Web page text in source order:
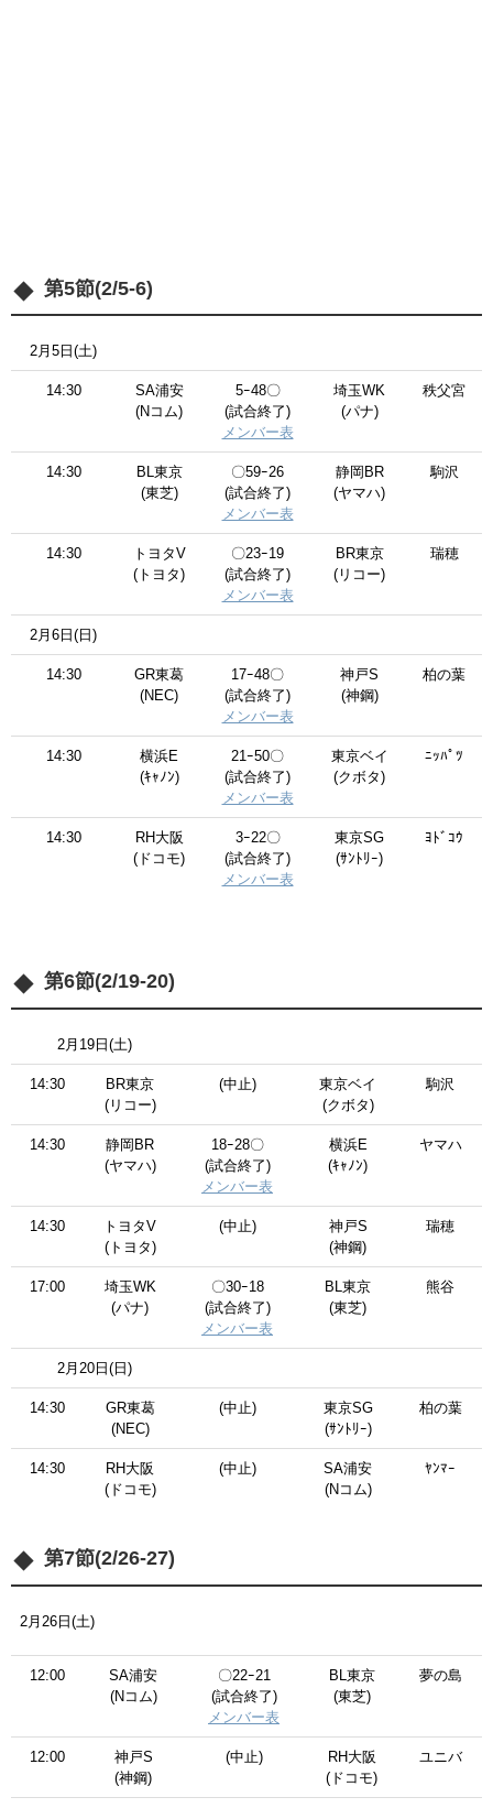
第5節(2/5-6)
2月5日(土)
14:30
SA浦安
(Nコム)
5ｰ48〇
(試合終了)
メンバー表
埼玉WK
(パナ)
秩父宮
14:30
BL東京
(東芝)
〇59ｰ26
(試合終了)
メンバー表
静岡BR
(ヤマハ)
駒沢
14:30
トヨタV
(トヨタ)
〇23ｰ19
(試合終了)
メンバー表
BR東京
(リコー)
瑞穂
2月6日(日)
14:30
GR東葛
(NEC)
17ｰ48〇
(試合終了)
メンバー表
神戸S
(神鋼)
柏の葉
14:30
横浜E
(ｷｬﾉﾝ)
21ｰ50〇
(試合終了)
メンバー表
東京ベイ
(クボタ)
ﾆｯﾊﾟﾂ
14:30
RH大阪
(ドコモ)
3ｰ22〇
(試合終了)
メンバー表
東京SG
(ｻﾝﾄﾘｰ)
ﾖﾄﾞｺｳ
第6節(2/19-20)
2月19日(土)
14:30
BR東京
(リコー)
(中止)
東京ベイ
(クボタ)
駒沢
14:30
静岡BR
(ヤマハ)
18ｰ28〇
(試合終了)
メンバー表
横浜E
(ｷｬﾉﾝ)
ヤマハ
14:30
トヨタV
(トヨタ)
(中止)
神戸S
(神鋼)
瑞穂
17:00
埼玉WK
(パナ)
〇30ｰ18
(試合終了)
メンバー表
BL東京
(東芝)
熊谷
2月20日(日)
14:30
GR東葛
(NEC)
(中止)
東京SG
(ｻﾝﾄﾘｰ)
柏の葉
14:30
RH大阪
(ドコモ)
(中止)
SA浦安
(Nコム)
ﾔﾝﾏｰ
第7節(2/26-27)
2月26日(土)
12:00
SA浦安
(Nコム)
〇22ｰ21
(試合終了)
メンバー表
BL東京
(東芝)
夢の島
12:00
神戸S
(神鋼)
(中止)
RH大阪
(ドコモ)
ユニバ